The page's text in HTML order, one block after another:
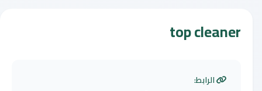
top cleaner
الرابط: